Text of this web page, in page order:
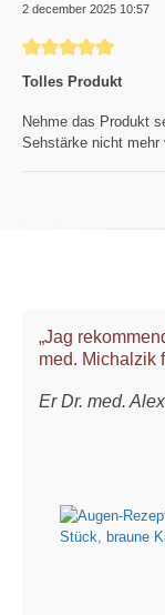
2 december 2025 10:57
Recension med betyg
Tolles Produkt
Nehme das Produkt
Sehstärke nicht mehr
„Jag
med. Michalzik
Er Dr. med.